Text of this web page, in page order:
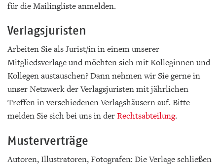
für die Mailingliste anmelden.
Verlagsjuristen
Arbeiten Sie als Jurist/in in einem unserer
Mitgliedsverlage und möchten sich mit Kolleginnen und
Kollegen austauschen? Dann nehmen wir Sie gerne in
unser Netzwerk der Verlagsjuristen mit jährlichen
Treffen in verschiedenen Verlagshäusern auf. Bitte
melden Sie sich bei uns in derRechtsabteilung.
Musterverträge
Autoren, Illustratoren, Fotografen: Die Verlage schließen